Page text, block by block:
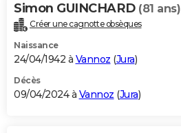
Simon GUINCHARD (81 ans)
Créer une cagnotte obsèques
Naissance
24/04/1942 à Vannoz (Jura)
Décès
09/04/2024 à Vannoz (Jura)